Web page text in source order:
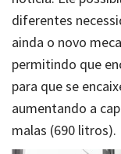
diferentes
ainda o novo
permitindo que
para que se
aumentando a
malas (690 litros).